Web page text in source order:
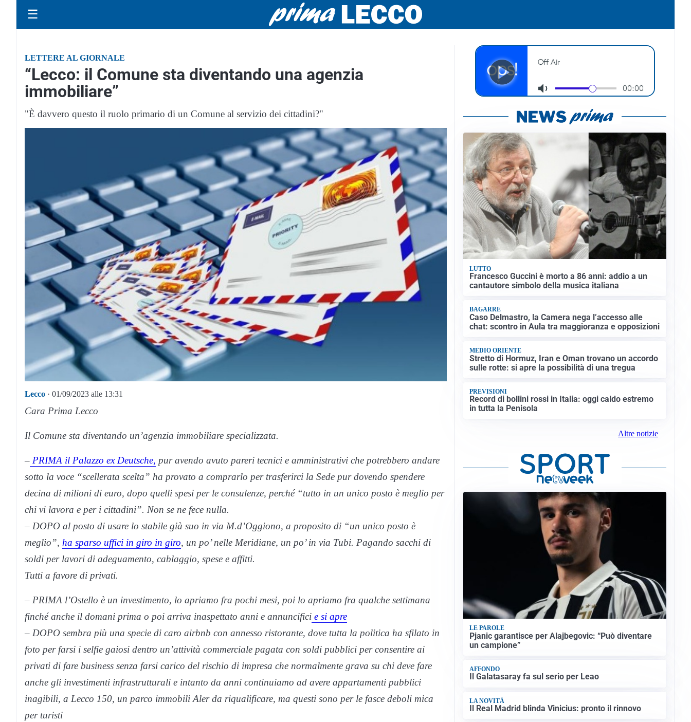
☰
LETTERE AL GIORNALE
“Lecco: il Comune sta diventando una agenzia
immobiliare”
"È davvero questo il ruolo primario di un Comune al servizio dei cittadini?"
Lecco · 01/09/2023 alle 13:31
Cara Prima Lecco
Il Comune sta diventando un’agenzia immobiliare specializzata.
– PRIMA il Palazzo ex Deutsche, pur avendo avuto pareri tecnici e amministrativi che potrebbero andare
sotto la voce “scellerata scelta” ha provato a comprarlo per trasferirci la Sede pur dovendo spendere
decina di milioni di euro, dopo quelli spesi per le consulenze, perché “tutto in un unico posto è meglio per
chi vi lavora e per i cittadini”. Non se ne fece nulla.
– DOPO al posto di usare lo stabile già suo in via M.d’Oggiono, a proposito di “un unico posto è
meglio”, ha sparso uffici in giro in giro, un po’ nelle Meridiane, un po’ in via Tubi. Pagando sacchi di
soldi per lavori di adeguamento, cablaggio, spese e affitti.
Tutti a favore di privati.
– PRIMA l’Ostello è un investimento, lo apriamo fra pochi mesi, poi lo apriamo fra qualche settimana
finché anche il domani prima o poi arriva inaspettato anni e annuncifici e si apre
– DOPO sembra più una specie di caro airbnb con annesso ristorante, dove tutta la politica ha sfilato in
foto per farsi i selfie gaiosi dentro un’attività commerciale pagata con soldi pubblici per consentire ai
privati di fare business senza farsi carico del rischio di impresa che normalmente grava su chi deve fare
anche gli investimenti infrastrutturali e intanto da anni continuiamo ad avere appartamenti pubblici
inagibili, a Lecco 150, un parco immobili Aler da riqualificare, ma questi sono per le fasce deboli mica
per turisti
LUTTO
Francesco Guccini è morto a 86 anni: addio a un
cantautore simbolo della musica italiana
BAGARRE
Caso Delmastro, la Camera nega l’accesso alle
chat: scontro in Aula tra maggioranza e opposizioni
MEDIO ORIENTE
Stretto di Hormuz, Iran e Oman trovano un accordo
sulle rotte: si apre la possibilità di una tregua
PREVISIONI
Record di bollini rossi in Italia: oggi caldo estremo
in tutta la Penisola
Altre notizie
LE PAROLE
Pjanic garantisce per Alajbegovic: “Può diventare
un campione”
AFFONDO
Il Galatasaray fa sul serio per Leao
LA NOVITÀ
Il Real Madrid blinda Vinicius: pronto il rinnovo